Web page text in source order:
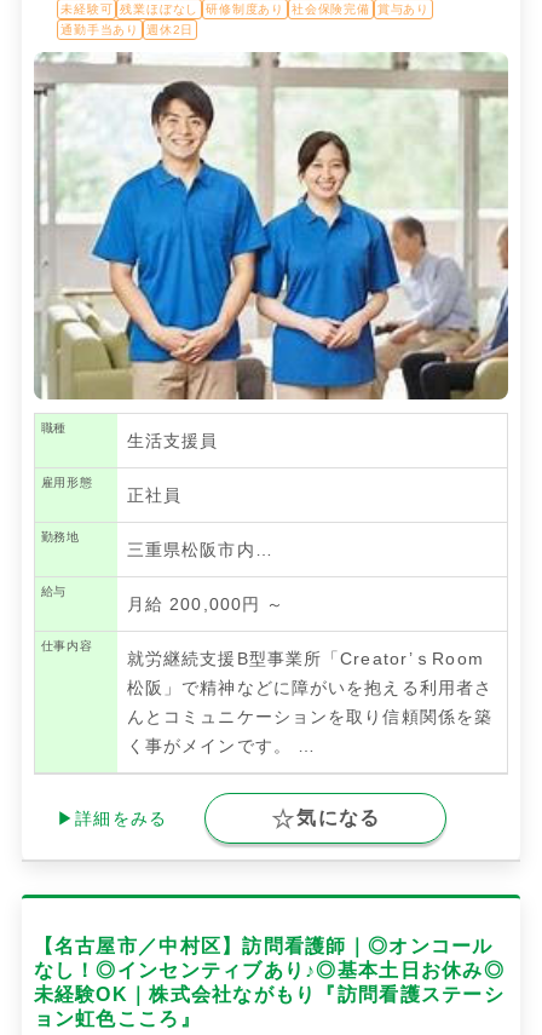
未経験可 残業ほぼなし 研修制度あり 社会保険完備
賞与あり
通勤手当あり
週休2日
職種
生活支援員
雇用形態
正社員
勤務地
三重県松阪市内…
給与
月給 200,000円 ～
仕事内容
就労継続支援B型事業所「Creator’ｓRoom
松阪」で精神などに障がいを抱える利用者さ
んとコミュニケーションを取り信頼関係を築
く事がメインです。
▶詳細をみる 気になる
【名古屋市／中村区】訪問看護師｜◎オンコール
なし！◎インセンティブあり♪◎基本土日お休み◎
未経験OK｜株式会社ながもり『訪問看護ステーシ
ョン虹色こころ』